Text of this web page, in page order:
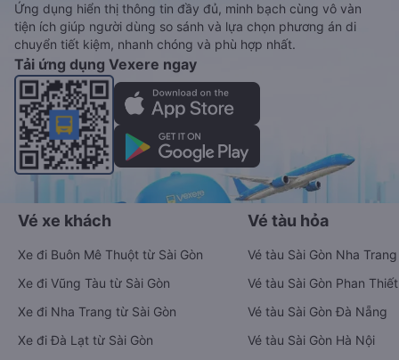
Ứng dụng hiển thị thông tin đầy đủ, minh bạch cùng vô vàn
tiện ích giúp người dùng so sánh và lựa chọn phương án di
chuyển tiết kiệm, nhanh chóng và phù hợp nhất.
Tải ứng dụng Vexere ngay
Vé xe khách
Xe đi Buôn Mê Thuột từ Sài Gòn
Xe đi Vũng Tàu từ Sài Gòn
Xe đi Nha Trang từ Sài Gòn
Xe đi Đà Lạt từ Sài Gòn
Vé tàu hỏa
Vé tàu Sài Gòn Nha Trang
Vé tàu Sài Gòn Phan Thiết
Vé tàu Sài Gòn Đà Nẵng
Vé tàu Sài Gòn Hà Nội